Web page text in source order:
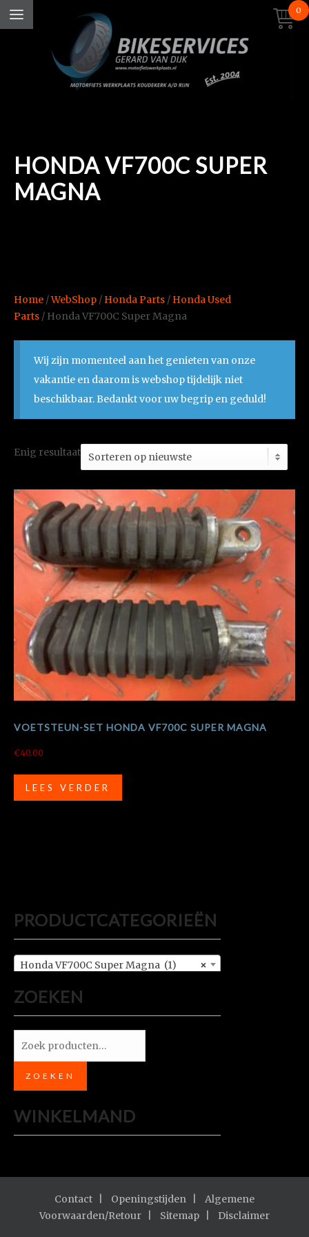
0
HONDA VF700C SUPER
MAGNA
Home /WebShop / Honda Parts / Honda Used
Parts / Honda VF700C Super Magna
Wij zijn momenteel aan het genieten van onze
vakantie en daarom is webshop tijdelijk niet
beschikbaar. Bedankt voor uw begrip en geduld!
Enig resultaat
VOETSTEUN-SET HONDA VF700C SUPER MAGNA
€40.00
LEES VERDER
PRODUCTCATEGORIEËN
×
Honda VF700C Super Magna (1)
ZOEKEN
Zoeken
ZOEKEN
WINKELMAND
Contact Openingstijden
Algemene
Voorwaarden/Retour
Sitemap Disclaimer